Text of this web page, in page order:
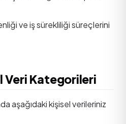
ve iş sürekliliği süreçlerini
Veri Kategorileri
aşağıdaki kişisel verileriniz